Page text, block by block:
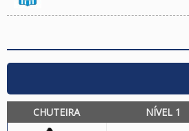
CHUTEIRA NÍVEL 1